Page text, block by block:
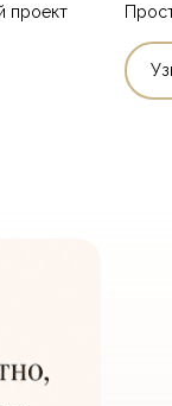
проект